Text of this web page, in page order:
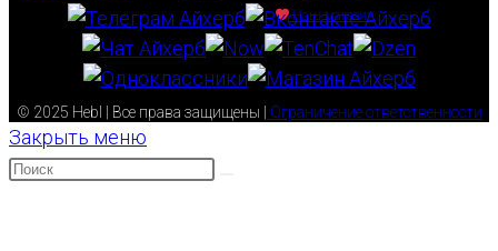
Наш магазин
© 2025 Hebl | Все права защищены | Ограничение ответственности
Закрыть меню